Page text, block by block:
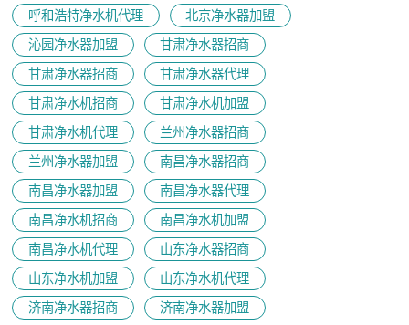
呼和浩特净水机代理
北京净水器加盟
沁园净水器加盟
甘肃净水器招商
甘肃净水器招商
甘肃净水器代理
甘肃净水机招商
甘肃净水机加盟
甘肃净水机代理
兰州净水器招商
兰州净水器加盟
南昌净水器招商
南昌净水器加盟
南昌净水器代理
南昌净水机招商
南昌净水机加盟
南昌净水机代理
山东净水器招商
山东净水机加盟
山东净水机代理
济南净水器招商
济南净水器加盟